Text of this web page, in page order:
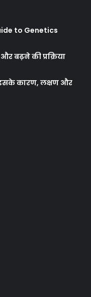
to Genetics
बढ़ने की प्रक्रिया
कारण, लक्षण और